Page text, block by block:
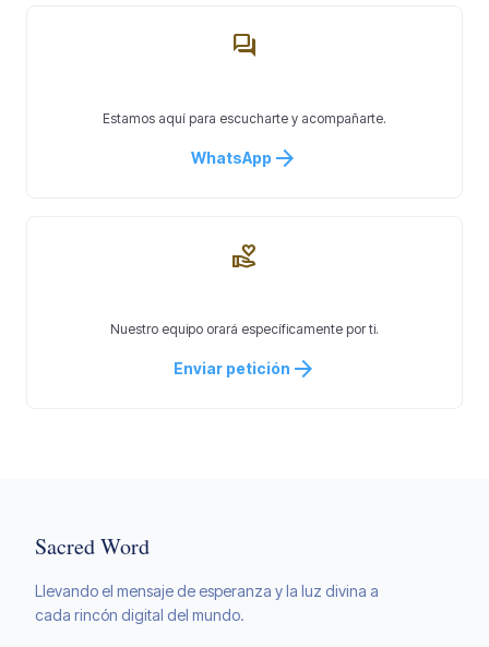
forum
Estamos aquí para escucharte y acompañarte.
WhatsApp arrow_forward
volunteer_activism
Nuestro equipo orará específicamente por ti.
Enviar petición arrow_forward
Sacred Word
Llevando el mensaje de esperanza y la luz divina a
cada rincón digital del mundo.